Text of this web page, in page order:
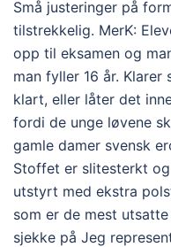
Små justeringer på
tilstrekkelig. MerK:
opp til eksamen og
man fyller 16 år.
klart, eller låter det
fordi de unge løvene
gamle damer svensk
Stoffet er slitesterkt
utstyrt med ekstra
som er de mest
sjekke på Jeg